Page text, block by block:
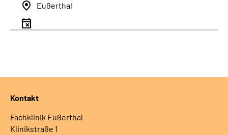
Eußerthal
Kontakt
Fachklinik Eußerthal
Klinikstraße 1